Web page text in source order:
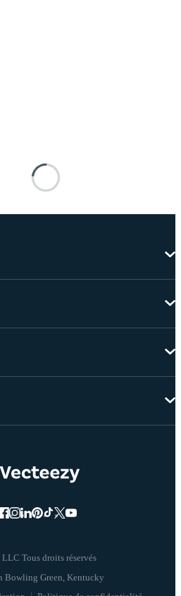
Tous droits réservés